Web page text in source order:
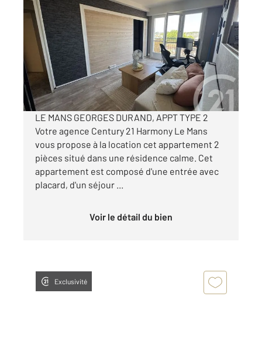
LE MANS 72
40,50 m , 2 pièces
Ref : 44464
Appartement F1 Bis à louer
645 €
par mois charges comprises
LE MANS GEORGES DURAND, APPT TYPE 2
Votre agence Century 21 Harmony Le Mans
vous propose à la location cet appartement 2
pièces situé dans une résidence calme. Cet
appartement est composé d'une entrée avec
placard, d'un séjour ...
Voir le détail du bien
Exclusivité